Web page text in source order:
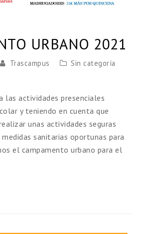
URBANO 2021
Trascampus
Sin categoría
las actividades presenciales
y teniendo en cuenta que
unas actividades seguras
sanitarias oportunas para
el campamento urbano para el